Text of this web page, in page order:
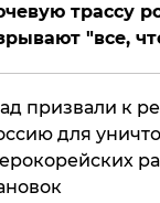
трассу
"все,
призвали к
для